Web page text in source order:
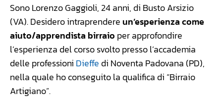
Sono Lorenzo Gaggioli, 24 anni, di Busto Arsizio
(VA). Desidero intraprendere un’esperienza come
aiuto/apprendista birraio per approfondire
l’esperienza del corso svolto presso l’accademia
delle professioni Dieffe di Noventa Padovana (PD),
nella quale ho conseguito la qualifica di “Birraio
Artigiano”.